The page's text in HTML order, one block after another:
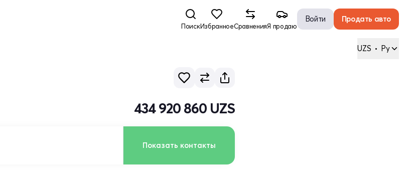
ПоискИзбранноеСравненияЯ продаю
Войти Продать авто
UZS • Ру
434 920 860 UZS
Показать контакты